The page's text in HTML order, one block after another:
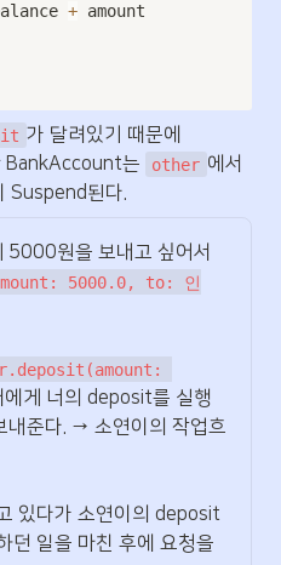
+ amount
BankAccount는 other 에서
Suspend된다.
5000.0, to: 인
에게 너의 deposit를 실행
내준다. → 소연이의 작업흐
있다가 소연이의 deposit
던 일을 마친 후에 요청을